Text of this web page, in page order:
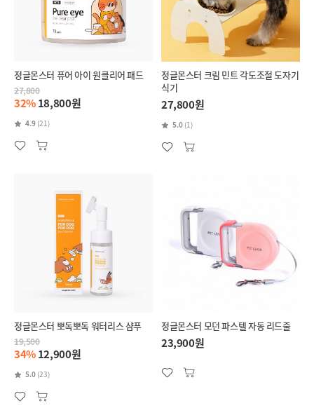
정글몬스터 퓨어 아이 원클리어 패드
27,800
32%18,800원
4.9 (21)
정글몬스터 크림 민트 각도조절 도자기
식기
27,800원
5.0 (1)
정글몬스터 뽀독뽀독 워터리스 샴푸
19,500
34%12,900원
5.0 (23)
정글몬스터 모던 파스텔 자동 리드줄
23,900원